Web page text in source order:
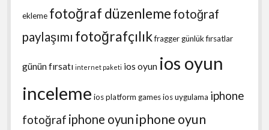
ekleme fotoğraf düzenleme fotoğraf
paylaşımı fotoğrafçılıkfraggergünlük fırsatlar
günün fırsatı internet paketi ios oyun ios oyun
inceleme ios platform gamesios uygulama iphone
fotoğraf iphone oyun iphone oyun